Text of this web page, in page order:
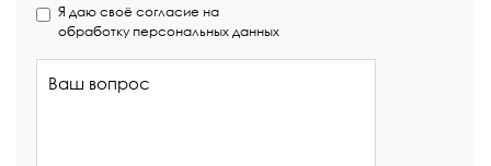
Я даю своё согласие на
обработку персональных данных